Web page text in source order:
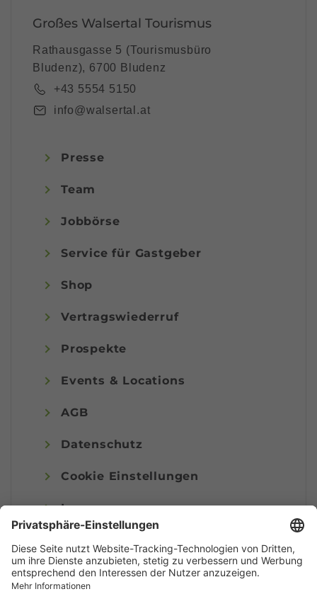
Großes Walsertal Tourismus
Rathausgasse 5 (Tourismusbüro
Bludenz), 6700 Bludenz
+43 5554 5150
info@walsertal.at
Presse
Team
Jobbörse
Service für Gastgeber
Shop
Vertragswiederruf
Prospekte
Events & Locations
AGB
Datenschutz
Cookie Einstellungen
Impressum